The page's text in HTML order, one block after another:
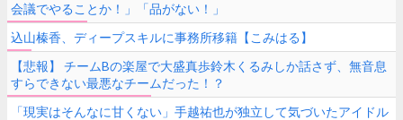
会議でやることか！」「品がない！」
込山榛香、ディープスキルに事務所移籍【こみはる】
【悲報】 チームBの楽屋で大盛真歩鈴木くるみしか話さず、無音息
すらできない最悪なチームだった！？
「現実はそんなに甘くない」手越祐也が独立して気づいたアイドル